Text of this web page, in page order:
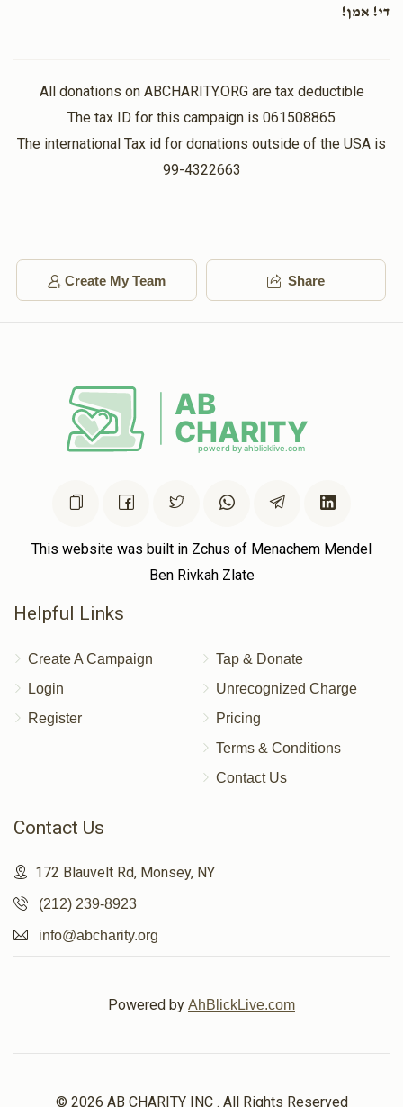
Alexander Rosner
3 months ago $54.00
צדקה עם אני
די! אמן!
All donations on ABCHARITY.ORG are tax deductible
The tax ID for this campaign is 061508865
The international Tax id for donations outside of the USA is
99-4322663
Create My Team Share
This website was built in Zchus of Menachem Mendel
Ben Rivkah Zlate
Helpful Links
Create A Campaign
Login
Register
Tap & Donate
Unrecognized Charge
Pricing
Terms & Conditions
Contact Us
Contact Us
172 Blauvelt Rd, Monsey, NY
(212) 239-8923
info@abcharity.org
Powered by AhBlickLive.com
© 2026 AB CHARITY INC . All Rights Reserved